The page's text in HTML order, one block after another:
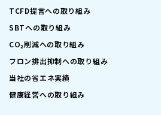
TCFD提言への取り組み
SBTへの取り組み
CO₂削減への取り組み
フロン排出抑制への取り組み
当社の省エネ実績
健康経営への取り組み